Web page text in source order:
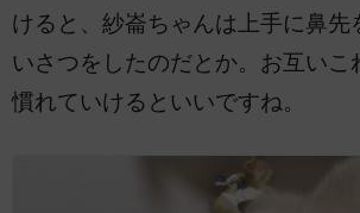
けると、紗崙ちゃんは上手に鼻先
いさつをしたのだとか。お互いこ
慣れていけるといいですね。